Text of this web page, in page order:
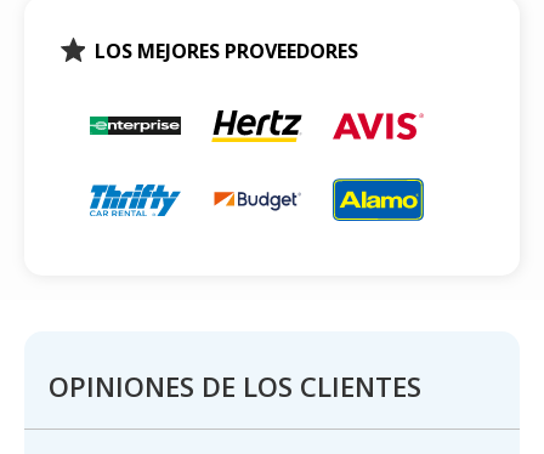
LOS MEJORES PROVEEDORES
OPINIONES DE LOS CLIENTES